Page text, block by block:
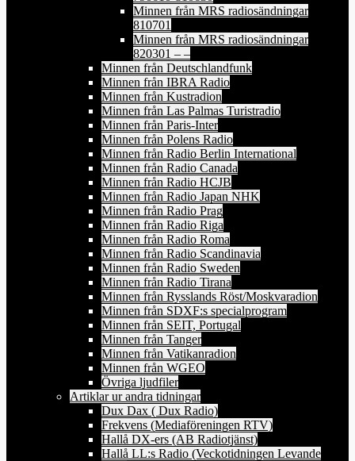
Minnen från MRS radiosändningar
810701
Minnen från MRS radiosändningar
820301 – –
Minnen från Deutschlandfunk
Minnen från IBRA Radio
Minnen från Kustradion
Minnen från Las Palmas Turistradio
Minnen från Paris-Inter
Minnen från Polens Radio
Minnen från Radio Berlin International
Minnen från Radio Canada
Minnen från Radio HCJB
Minnen från Radio Japan NHK
Minnen från Radio Prag
Minnen från Radio Riga
Minnen från Radio Roma
Minnen från Radio Scandinavia
Minnen från Radio Sweden
Minnen från Radio Tirana
Minnen från Rysslands Röst/Moskvaradion
Minnen från SDXF:s specialprogram
Minnen från SEIT, Portugal
Minnen från Tanger
Minnen från Vatikanradion
Minnen från WGEO
Övriga ljudfiler
Artiklar ur andra tidningar
Dux Dax ( Dux Radio)
Frekvens (Mediaföreningen RTV)
Hallå DX-ers (AB Radiotjänst)
Hallå LL:s Radio (Veckotidningen Levande